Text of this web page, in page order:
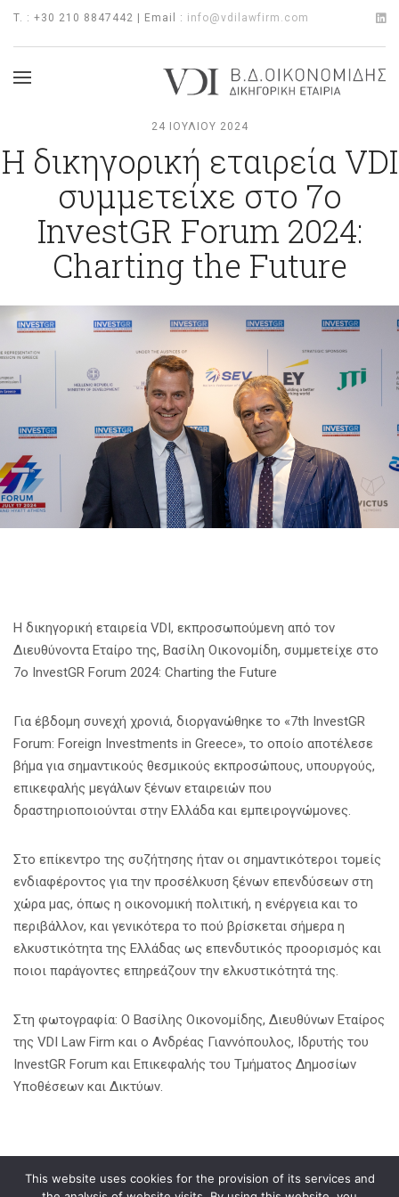
T. : +30 210 8847442 | Email : info@vdilawfirm.com
24 ΙΟΥΛΊΟΥ 2024
Η δικηγορική εταιρεία VDI
συμμετείχε στο 7ο
InvestGR Forum 2024:
Charting the Future
Η δικηγορική εταιρεία VDI, εκπροσωπούμενη από τον
Διευθύνοντα Εταίρο της, Βασίλη Οικονομίδη, συμμετείχε στο
7ο InvestGR Forum 2024: Charting the Future
Για έβδομη συνεχή χρονιά, διοργανώθηκε το «7th InvestGR
Forum: Foreign Investments in Greece», το οποίο αποτέλεσε
βήμα για σημαντικούς θεσμικούς εκπροσώπους, υπουργούς,
επικεφαλής μεγάλων ξένων εταιρειών που
δραστηριοποιούνται στην Ελλάδα και εμπειρογνώμονες.
Στο επίκεντρο της συζήτησης ήταν οι σημαντικότεροι τομείς
ενδιαφέροντος για την προσέλκυση ξένων επενδύσεων στη
χώρα μας, όπως η οικονομική πολιτική, η ενέργεια και το
περιβάλλον, και γενικότερα το πού βρίσκεται σήμερα η
ελκυστικότητα της Ελλάδας ως επενδυτικός προορισμός και
ποιοι παράγοντες επηρεάζουν την ελκυστικότητά της.
Στη φωτογραφία: Ο Βασίλης Οικονομίδης, Διευθύνων Εταίρος
της VDI Law Firm και ο Ανδρέας Γιαννόπουλος, Ιδρυτής του
InvestGR Forum και Επικεφαλής του Τμήματος Δημοσίων
Υποθέσεων και Δικτύων.
Κοινοποίηση σε
This website uses cookies for the provision of its services and